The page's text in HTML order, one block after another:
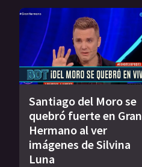
Santiago del Moro se
quebró fuerte en Gran
Hermano al ver
imágenes de Silvina
Luna